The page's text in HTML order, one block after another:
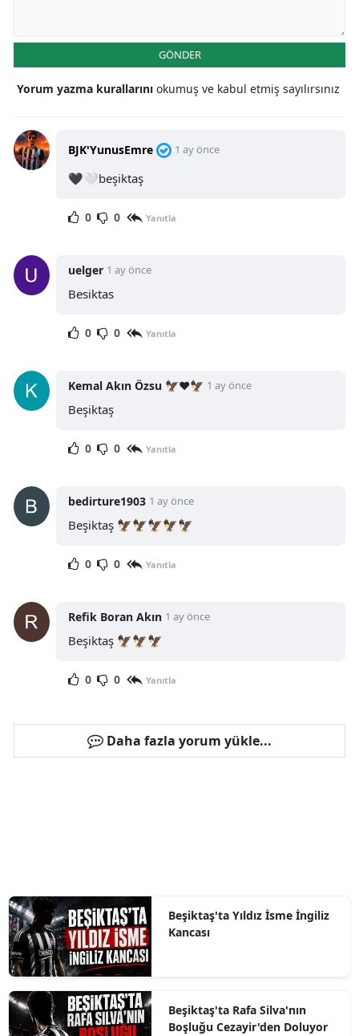
GÖNDER
Yorum yazma kurallarını okumuş ve kabul etmiş sayılırsınız
BJK'YunusEmre 1 ay önce
🖤🤍beşiktaş
0 0 Yanıtla
uelger 1 ay önce
Besiktas
0 0 Yanıtla
Kemal Akın Özsu 🦅❤️🦅 1 ay önce
Beşiktaş
0 0 Yanıtla
bedirture1903 1 ay önce
Beşiktaş 🦅🦅🦅🦅🦅
0 0 Yanıtla
Refik Boran Akın 1 ay önce
Beşiktaş 🦅🦅🦅
0 0 Yanıtla
Daha fazla yorum yükle...
Beşiktaş'ta Yıldız İsme İngiliz
Kancası
Beşiktaş'ta Rafa Silva'nın
Boşluğu Cezayir'den Doluyor